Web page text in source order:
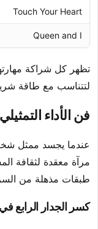
Touch Your Heart
Queen and I
تظهر كل شراكة
لتتناسب مع طاقة
فن الأداء
عندما يجسد ممثل
مرآة معقدة لثقافة
طبقات مذهلة من
كسر الجدار الرابع في